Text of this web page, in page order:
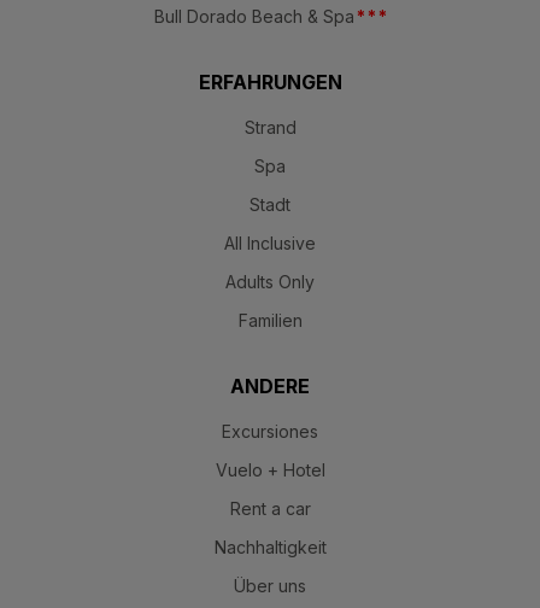
Bull Dorado Beach & Spa * * *
ERFAHRUNGEN
Strand
Spa
Stadt
All Inclusive
Adults Only
Familien
ANDERE
Excursiones
Vuelo + Hotel
Rent a car
Nachhaltigkeit
Über uns